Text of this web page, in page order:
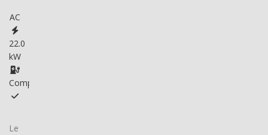
AC
22.0
kW
Compatible
Le